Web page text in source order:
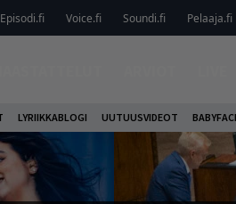
Episodi.fi Voice.fi Soundi.fi Pelaaja.fi
LYRIIKKABLOGI UUTUUSVIDEOT